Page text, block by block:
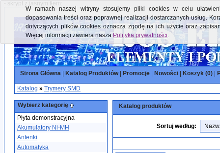
- skrypt z jasnym tłem:
Strona Główna Katalog Produktów| Promocje Nowości Koszyk (0)
Katalog » Trymery SMD
Wybierz kategorię
Płyta demonstracyjna
Akumulatory Ni-MH
Antenki
Automatyka
Katalog produktów
Sortuj według:
W ramach naszej witryny stosujemy pliki cookies w celu
dopasowania treści oraz poprawnej realizacji dostarczanych usług.
dotyczących plików cookies oznacza zgodę na ich użycie oraz
Więcej informacji zawiera nasza Polityka prywatności.